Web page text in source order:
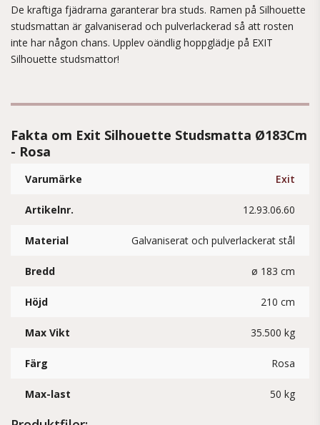
De kraftiga fjädrarna garanterar bra studs. Ramen på Silhouette
studsmattan är galvaniserad och pulverlackerad så att rosten
inte har någon chans. Upplev oändlig hoppglädje på EXIT
Silhouette studsmattor!
Fakta om Exit Silhouette Studsmatta Ø183Cm
- Rosa
Varumärke Exit
Artikelnr. 12.93.06.60
Material Galvaniserat och pulverlackerat stål
Bredd ø 183 cm
Höjd 210 cm
Max Vikt 35.500 kg
Färg Rosa
Max-last 50 kg